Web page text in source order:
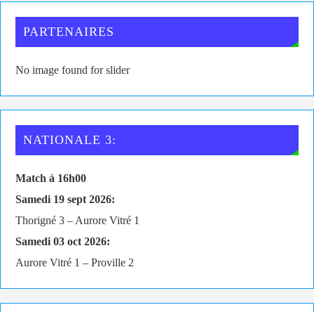
PARTENAIRES
No image found for slider
NATIONALE 3:
Match à 16h00
Samedi 19 sept 2026:
Thorigné 3 – Aurore Vitré 1
Samedi 03 oct 2026:
Aurore Vitré 1 – Proville 2